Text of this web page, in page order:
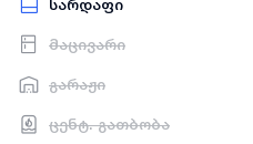
სარდაფი
მაცივარი
გარაჟი
ცენტ. გათბობა